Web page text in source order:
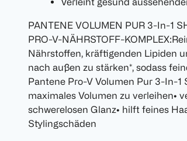
PANTENE VOLUMEN PUR 3-In-1
PRO-V-NÄHRSTOFF-
Nährstoffen, kräftigenden Lipiden
nach außen zu stärken*, sodass
Pantene Pro-V Volumen Pur 3-In-1
maximales Volumen zu verleihen•
schwerelosen Glanz• hilft feines
Stylingschäden